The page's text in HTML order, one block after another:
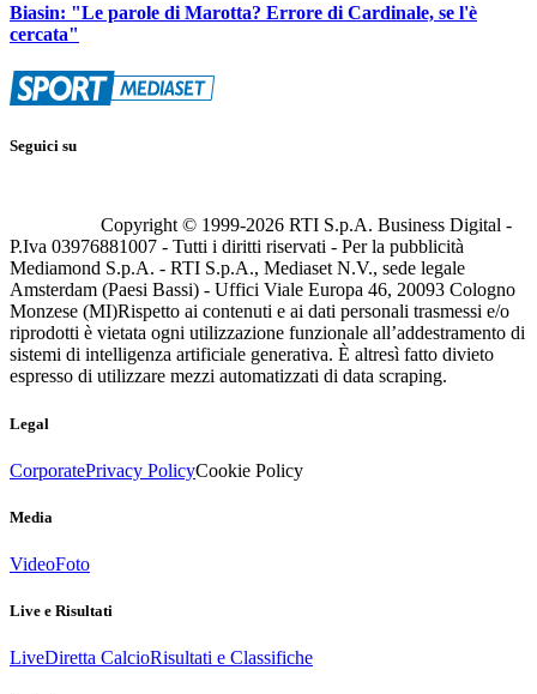
Biasin: "Le parole di Marotta? Errore di Cardinale, se l'è
cercata"
Seguici su
Copyright © 1999-2026 RTI S.p.A. Business Digital -
P.Iva 03976881007 - Tutti i diritti riservati - Per la pubblicità
Mediamond S.p.A. - RTI S.p.A., Mediaset N.V., sede legale
Amsterdam (Paesi Bassi) - Uffici Viale Europa 46, 20093 Cologno
Monzese (MI)Rispetto ai contenuti e ai dati personali trasmessi e/o
riprodotti è vietata ogni utilizzazione funzionale all’addestramento di
sistemi di intelligenza artificiale generativa. È altresì fatto divieto
espresso di utilizzare mezzi automatizzati di data scraping.
Legal
CorporatePrivacy PolicyCookie Policy
Media
VideoFoto
Live e Risultati
LiveDiretta CalcioRisultati e Classifiche